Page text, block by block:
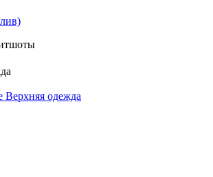
Верхняя одежда